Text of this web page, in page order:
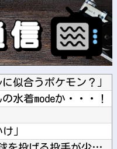
似合うポケモン？」
水着modeか・・・！
」